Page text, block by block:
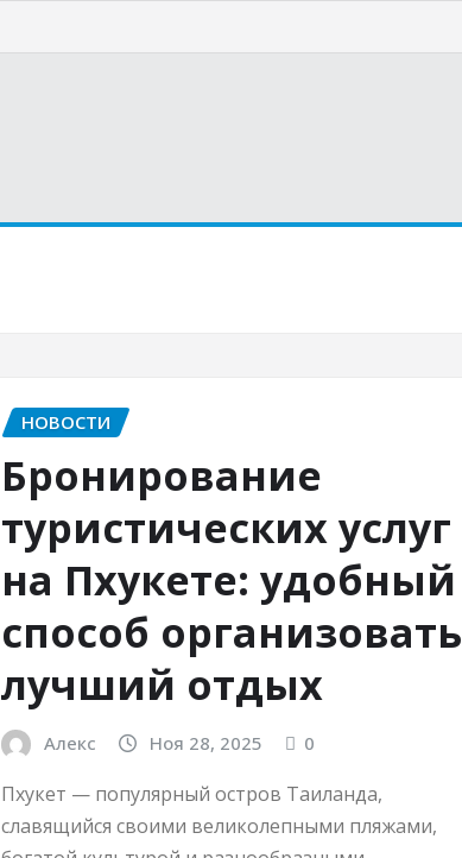
НОВОСТИ
Бронирование
туристических услуг
на Пхукете: удобный
способ организовать
лучший отдых
Алекс Ноя 28, 2025 0
Пхукет — популярный остров Таиланда,
славящийся своими великолепными пляжами,